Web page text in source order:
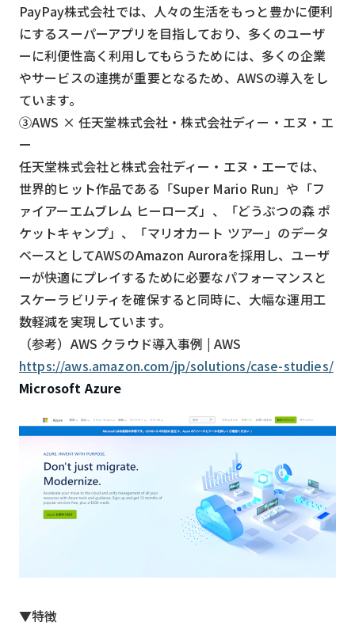
PayPay株式会社では、人々の生活をもっと豊かに便利
にするスーパーアプリを目指しており、多くのユーザ
ーに利便性高く利用してもらうためには、多くの企業
やサービスの連携が重要となるため、AWSの導入をし
ています。
③AWS × 任天堂株式会社・株式会社ディー・エヌ・エ
ー
任天堂株式会社と株式会社ディー・エヌ・エーでは、
世界的ヒット作品である「Super Mario Run」や「フ
ァイアーエムブレム ヒーローズ」、「どうぶつの森 ポ
ケットキャンプ」、「マリオカート ツアー」のデータ
ベースとしてAWSのAmazon Auroraを採用し、ユーザ
ーが快適にプレイするために必要なパフォーマンスと
スケーラビリティを確保すると同時に、大幅な運用工
数軽減を実現しています。
（参考）AWS クラウド導入事例 | AWS
https://aws.amazon.com/jp/solutions/case-studies/
Microsoft Azure
▼特徴